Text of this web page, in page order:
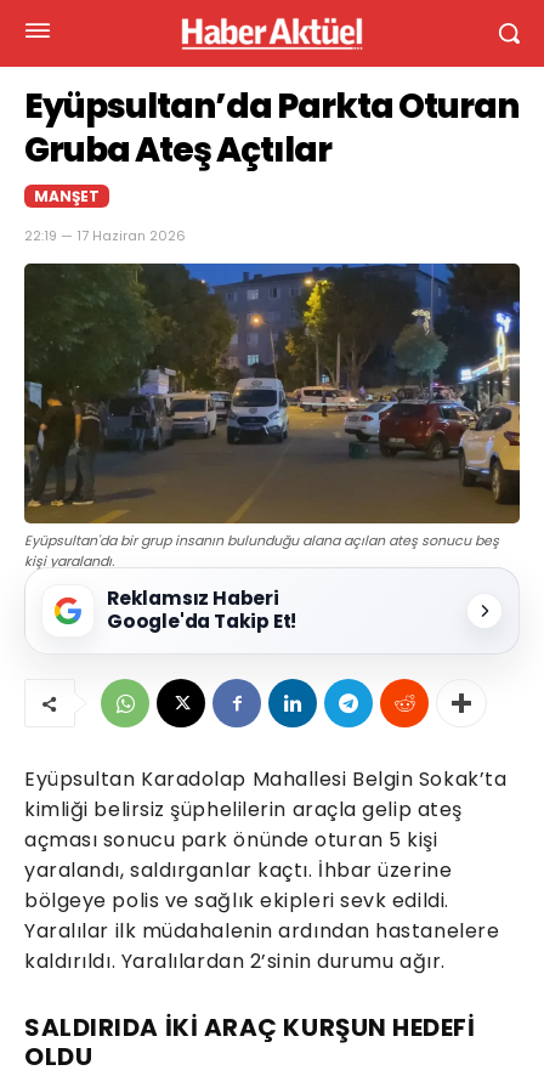
Eyüpsultan’da Parkta Oturan
Gruba Ateş Açtılar
MANŞET
22:19 — 17 Haziran 2026
Eyüpsultan'da bir grup insanın bulunduğu alana açılan ateş sonucu beş
kişi yaralandı.
Reklamsız Haberi
Google'da Takip Et!
Eyüpsultan Karadolap Mahallesi Belgin Sokak’ta
kimliği belirsiz şüphelilerin araçla gelip ateş
açması sonucu park önünde oturan 5 kişi
yaralandı, saldırganlar kaçtı. İhbar üzerine
bölgeye polis ve sağlık ekipleri sevk edildi.
Yaralılar ilk müdahalenin ardından hastanelere
kaldırıldı. Yaralılardan 2’sinin durumu ağır.
SALDIRIDA İKİ ARAÇ KURŞUN HEDEFİ
OLDU